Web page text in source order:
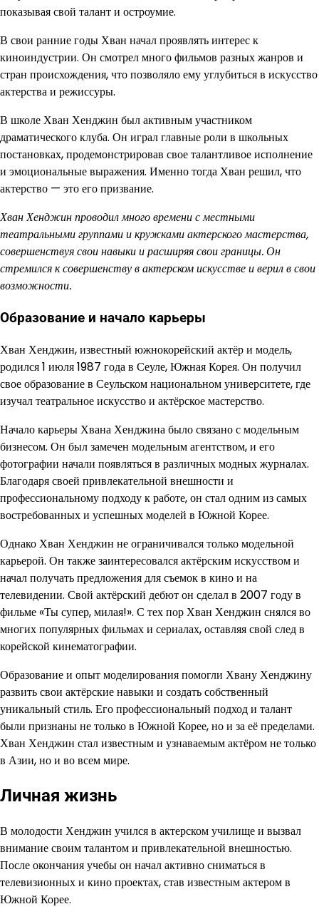
показывая свой талант и остроумие.
В свои ранние годы Хван начал проявлять интерес к
киноиндустрии. Он смотрел много фильмов разных жанров и
стран происхождения, что позволяло ему углубиться в искусство
актерства и режиссуры.
В школе Хван Хенджин был активным участником
драматического клуба. Он играл главные роли в школьных
постановках, продемонстрировав свое талантливое исполнение
и эмоциональные выражения. Именно тогда Хван решил, что
актерство — это его призвание.
Хван Хенджин проводил много времени с местными
театральными группами и кружками актерского мастерства,
совершенствуя свои навыки и расширяя свои границы. Он
стремился к совершенству в актерском искусстве и верил в свои
возможности.
Образование и начало карьеры
Хван Хенджин, известный южнокорейский актёр и модель,
родился 1 июля 1987 года в Сеуле, Южная Корея. Он получил
свое образование в Сеульском национальном университете, где
изучал театральное искусство и актёрское мастерство.
Начало карьеры Хвана Хенджина было связано с модельным
бизнесом. Он был замечен модельным агентством, и его
фотографии начали появляться в различных модных журналах.
Благодаря своей привлекательной внешности и
профессиональному подходу к работе, он стал одним из самых
востребованных и успешных моделей в Южной Корее.
Однако Хван Хенджин не ограничивался только модельной
карьерой. Он также заинтересовался актёрским искусством и
начал получать предложения для съемок в кино и на
телевидении. Свой актёрский дебют он сделал в 2007 году в
фильме «Ты супер, милая!». С тех пор Хван Хенджин снялся во
многих популярных фильмах и сериалах, оставляя свой след в
корейской кинематографии.
Образование и опыт моделирования помогли Хвану Хенджину
развить свои актёрские навыки и создать собственный
уникальный стиль. Его профессиональный подход и талант
были признаны не только в Южной Корее, но и за её пределами.
Хван Хенджин стал известным и узнаваемым актёром не только
в Азии, но и во всем мире.
Личная жизнь
В молодости Хенджин учился в актерском училище и вызвал
внимание своим талантом и привлекательной внешностью.
После окончания учебы он начал активно сниматься в
телевизионных и кино проектах, став известным актером в
Южной Корее.